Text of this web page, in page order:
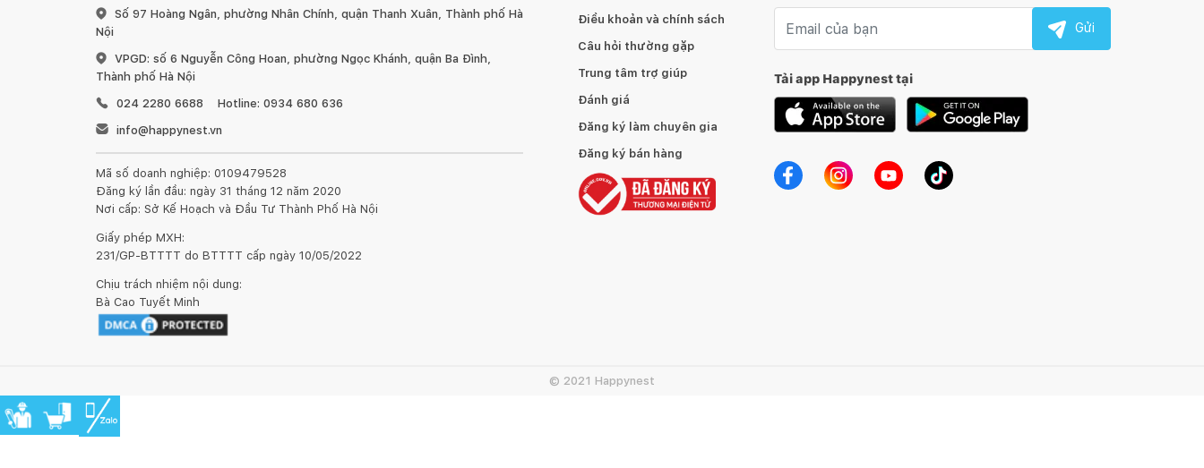
Số 97 Hoàng Ngân, phường Nhân Chính, quận Thanh Xuân, Thành phố Hà
Nội
VPGD: số 6 Nguyễn Công Hoan, phường Ngọc Khánh, quận Ba Đình,
Thành phố Hà Nội
024 2280 6688
Hotline: 0934 680 636
info@happynest.vn
Mã số doanh nghiệp: 0109479528
Đăng ký lần đầu: ngày 31 tháng 12 năm 2020
Nơi cấp: Sở Kế Hoạch và Đầu Tư Thành Phố Hà Nội
Giấy phép MXH:
231/GP-BTTTT do BTTTT cấp ngày 10/05/2022
Chịu trách nhiệm nội dung:
Bà Cao Tuyết Minh
Điều khoản và chính sách
Câu hỏi thường gặp
Trung tâm trợ giúp
Đánh giá
Đăng ký làm chuyên gia
Đăng ký bán hàng
Gửi
Tải app Happynest tại
© 2021 Happynest